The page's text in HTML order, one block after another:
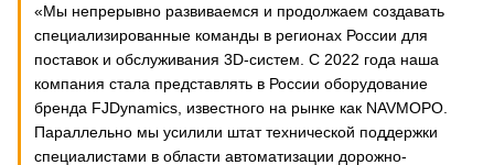
«Мы непрерывно развиваемся и продолжаем создавать
специализированные команды в регионах России для
поставок и обслуживания 3D-систем. С 2022 года наша
компания стала представлять в России оборудование
бренда FJDynamics, известного на рынке как NAVMOPO.
Параллельно мы усилили штат технической поддержки
специалистами в области автоматизации дорожно-